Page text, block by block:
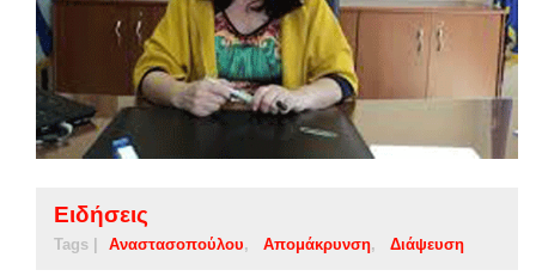
Ειδήσεις
Tags | Αναστασοπούλου Απομάκρυνση Διάψευση